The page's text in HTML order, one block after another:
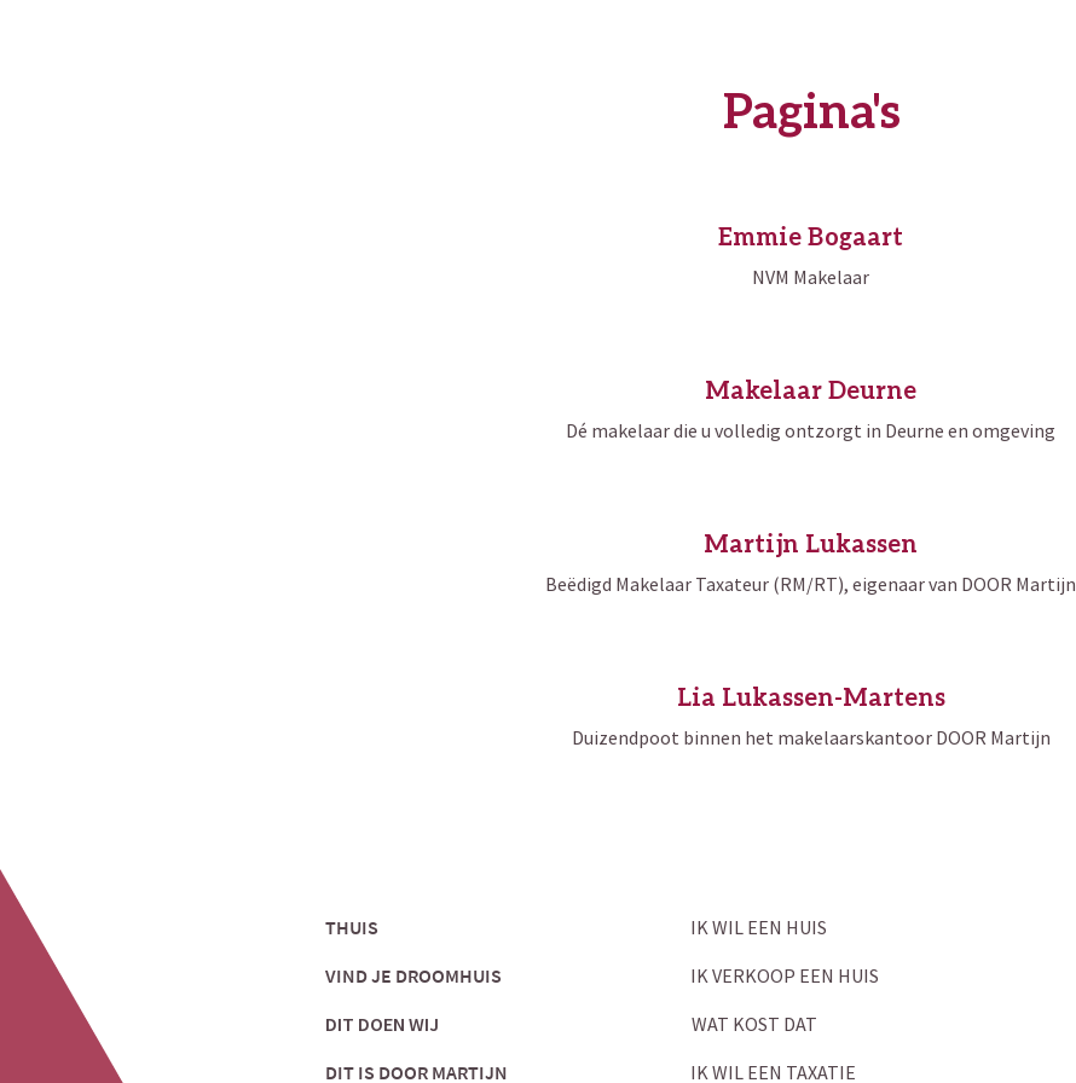
Pagina's
Emmie Bogaart
NVM Makelaar
Makelaar Deurne
Dé makelaar die u volledig ontzorgt in Deurne en omgeving
Martijn Lukassen
Beëdigd Makelaar Taxateur (RM/RT), eigenaar van DOOR Martijn
Lia Lukassen-Martens
Duizendpoot binnen het makelaarskantoor DOOR Martijn
THUIS
VIND JE DROOMHUIS
DIT DOEN WIJ
DIT IS DOOR MARTIJN
IK WIL EEN HUIS
IK VERKOOP EEN HUIS
WAT KOST DAT
IK WIL EEN TAXATIE